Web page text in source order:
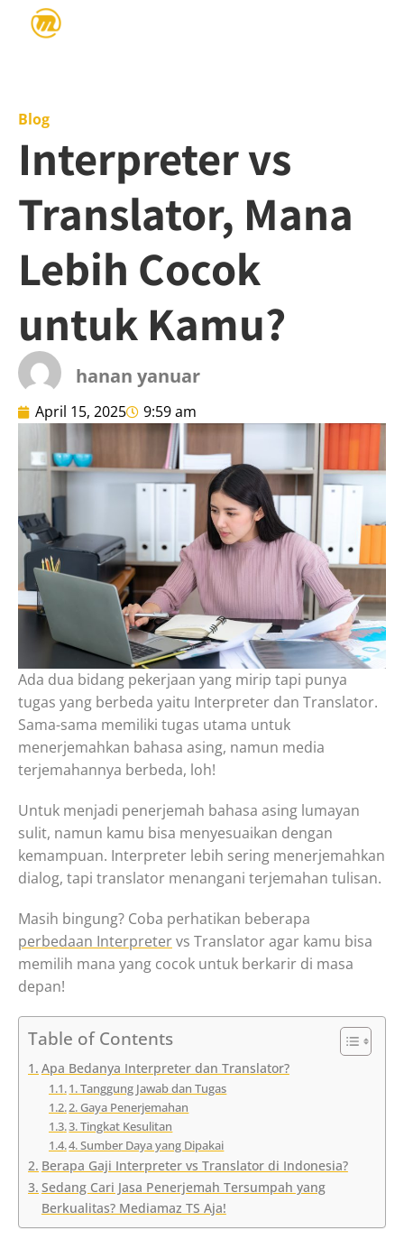
Blog
Interpreter vs
Translator, Mana
Lebih Cocok
untuk Kamu?
hanan yanuar
April 15, 2025 9:59 am
Ada dua bidang pekerjaan yang mirip tapi punya
tugas yang berbeda yaitu Interpreter dan Translator.
Sama-sama memiliki tugas utama untuk
menerjemahkan bahasa asing, namun media
terjemahannya berbeda, loh!
Untuk menjadi penerjemah bahasa asing lumayan
sulit, namun kamu bisa menyesuaikan dengan
kemampuan. Interpreter lebih sering menerjemahkan
dialog, tapi translator menangani terjemahan tulisan.
Masih bingung? Coba perhatikan beberapa
perbedaan Interpretervs Translator agar kamu bisa
memilih mana yang cocok untuk berkarir di masa
depan!
Table of Contents
Apa Bedanya Interpreter dan Translator?
1. Tanggung Jawab dan Tugas
2. Gaya Penerjemahan
3. Tingkat Kesulitan
4. Sumber Daya yang Dipakai
Berapa Gaji Interpreter vs Translator di Indonesia?
Sedang Cari Jasa Penerjemah Tersumpah yang
Berkualitas? Mediamaz TS Aja!